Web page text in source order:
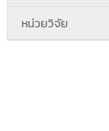
หน่วยวิจัย